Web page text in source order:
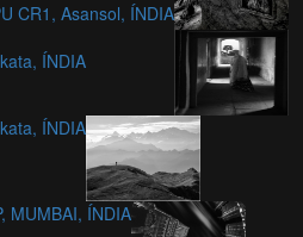
CR1, Asansol, ÍNDIA
ÍNDIA
ÍNDIA
MUMBAI, ÍNDIA